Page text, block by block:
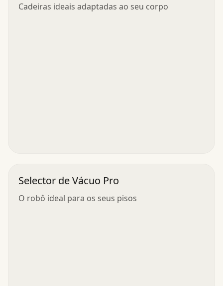
Cadeiras ideais adaptadas ao seu corpo
Selector de Vácuo Pro
O robô ideal para os seus pisos